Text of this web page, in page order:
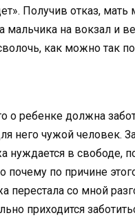
Получив отказ,
мальчика на вокзал и
как можно так
о ребенке должна
него чужой человек.
нуждается в свободе,
почему по причине
перестала со мной
приходится